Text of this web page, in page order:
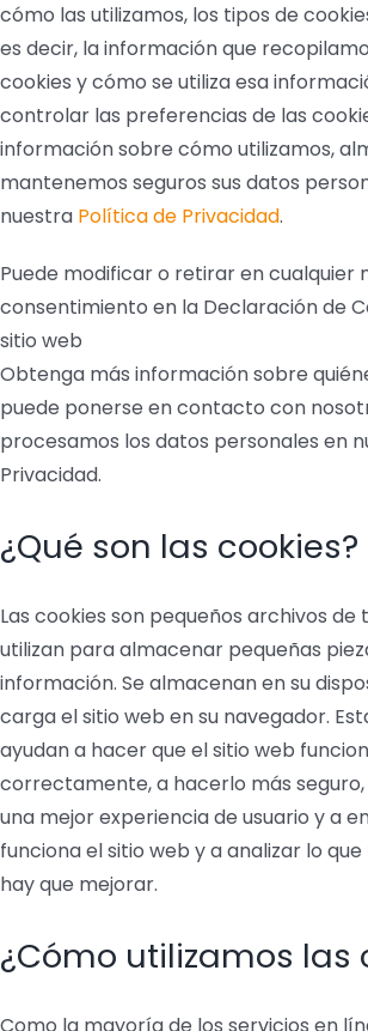
cómo las utilizamos, los tipos de
es decir, la información que
cookies y cómo se utiliza esa
controlar las preferencias de las
información sobre cómo utilizamos,
mantenemos seguros sus datos
nuestra Política de Privacidad.
Puede modificar o retirar en cualquier
consentimiento en la Declaración de
sitio web
Obtenga más información sobre
puede ponerse en contacto con
procesamos los datos personales en
Privacidad.
¿Qué son las cookies?
Las cookies son pequeños archivos de
utilizan para almacenar pequeñas
información. Se almacenan en su
carga el sitio web en su navegador.
ayudan a hacer que el sitio web
correctamente, a hacerlo más
una mejor experiencia de usuario y a
funciona el sitio web y a analizar lo
hay que mejorar.
¿Cómo utilizamos las